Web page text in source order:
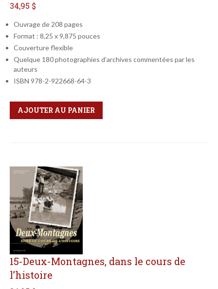
34,95 $
Ouvrage de 208 pages
Format : 8,25 x 9,875 pouces
Couverture flexible
Quelque 180 photographies d’archives commentées par les
auteurs
ISBN 978-2-922668-64-3
Qté
Format
AJOUTER AU PANIER
15-Deux-Montagnes, dans le cours de
l’histoire